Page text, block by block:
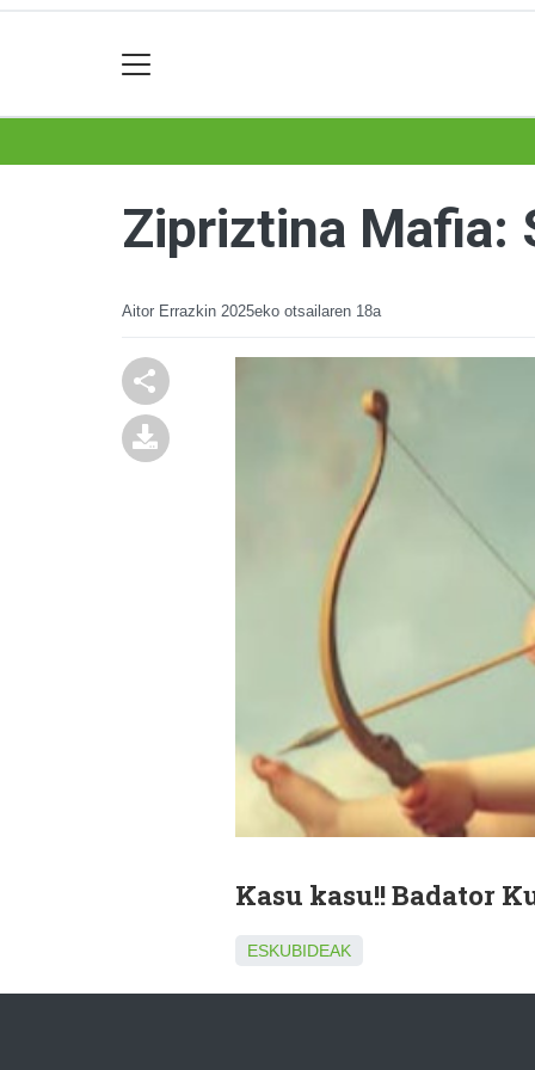
Zipriztina Mafia:
Aitor Errazkin 2025eko otsailaren 18a
Kasu kasu!! Badator
ESKUBIDEAK